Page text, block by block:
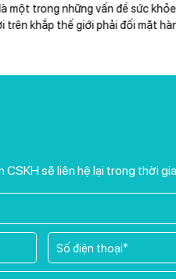
một trong những vấn đề sức
trên khắp thế giới phải đối mặt
CSKH sẽ liên hệ lại trong thời